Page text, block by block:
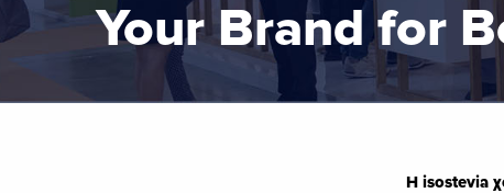
Η isostevia